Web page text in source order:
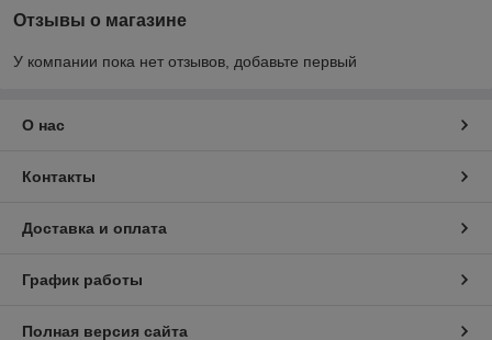
Отзывы о магазине
У компании пока нет отзывов, добавьте первый
О нас
Контакты
Доставка и оплата
График работы
Полная версия сайта